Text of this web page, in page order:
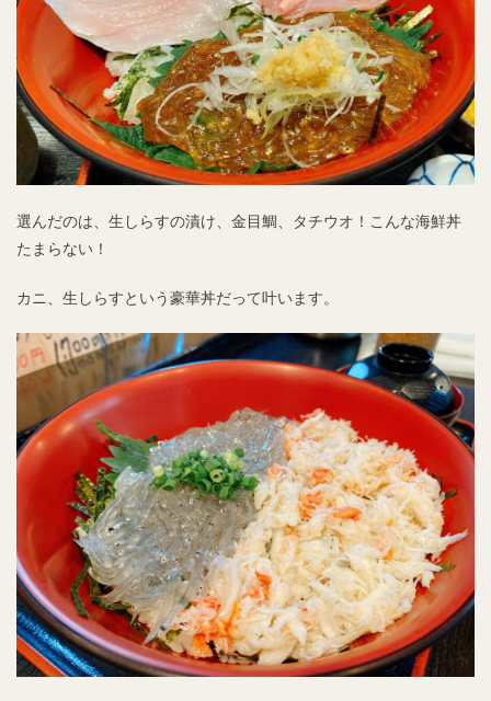
選んだのは、生しらすの漬け、金目鯛、タチウオ！こんな海鮮丼
たまらない！
カニ、生しらすという豪華丼だって叶います。